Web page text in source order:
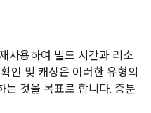
사용하여 빌드 시간과 리소
인 및 캐싱은 이러한 유형의
는 것을 목표로 합니다. 증분